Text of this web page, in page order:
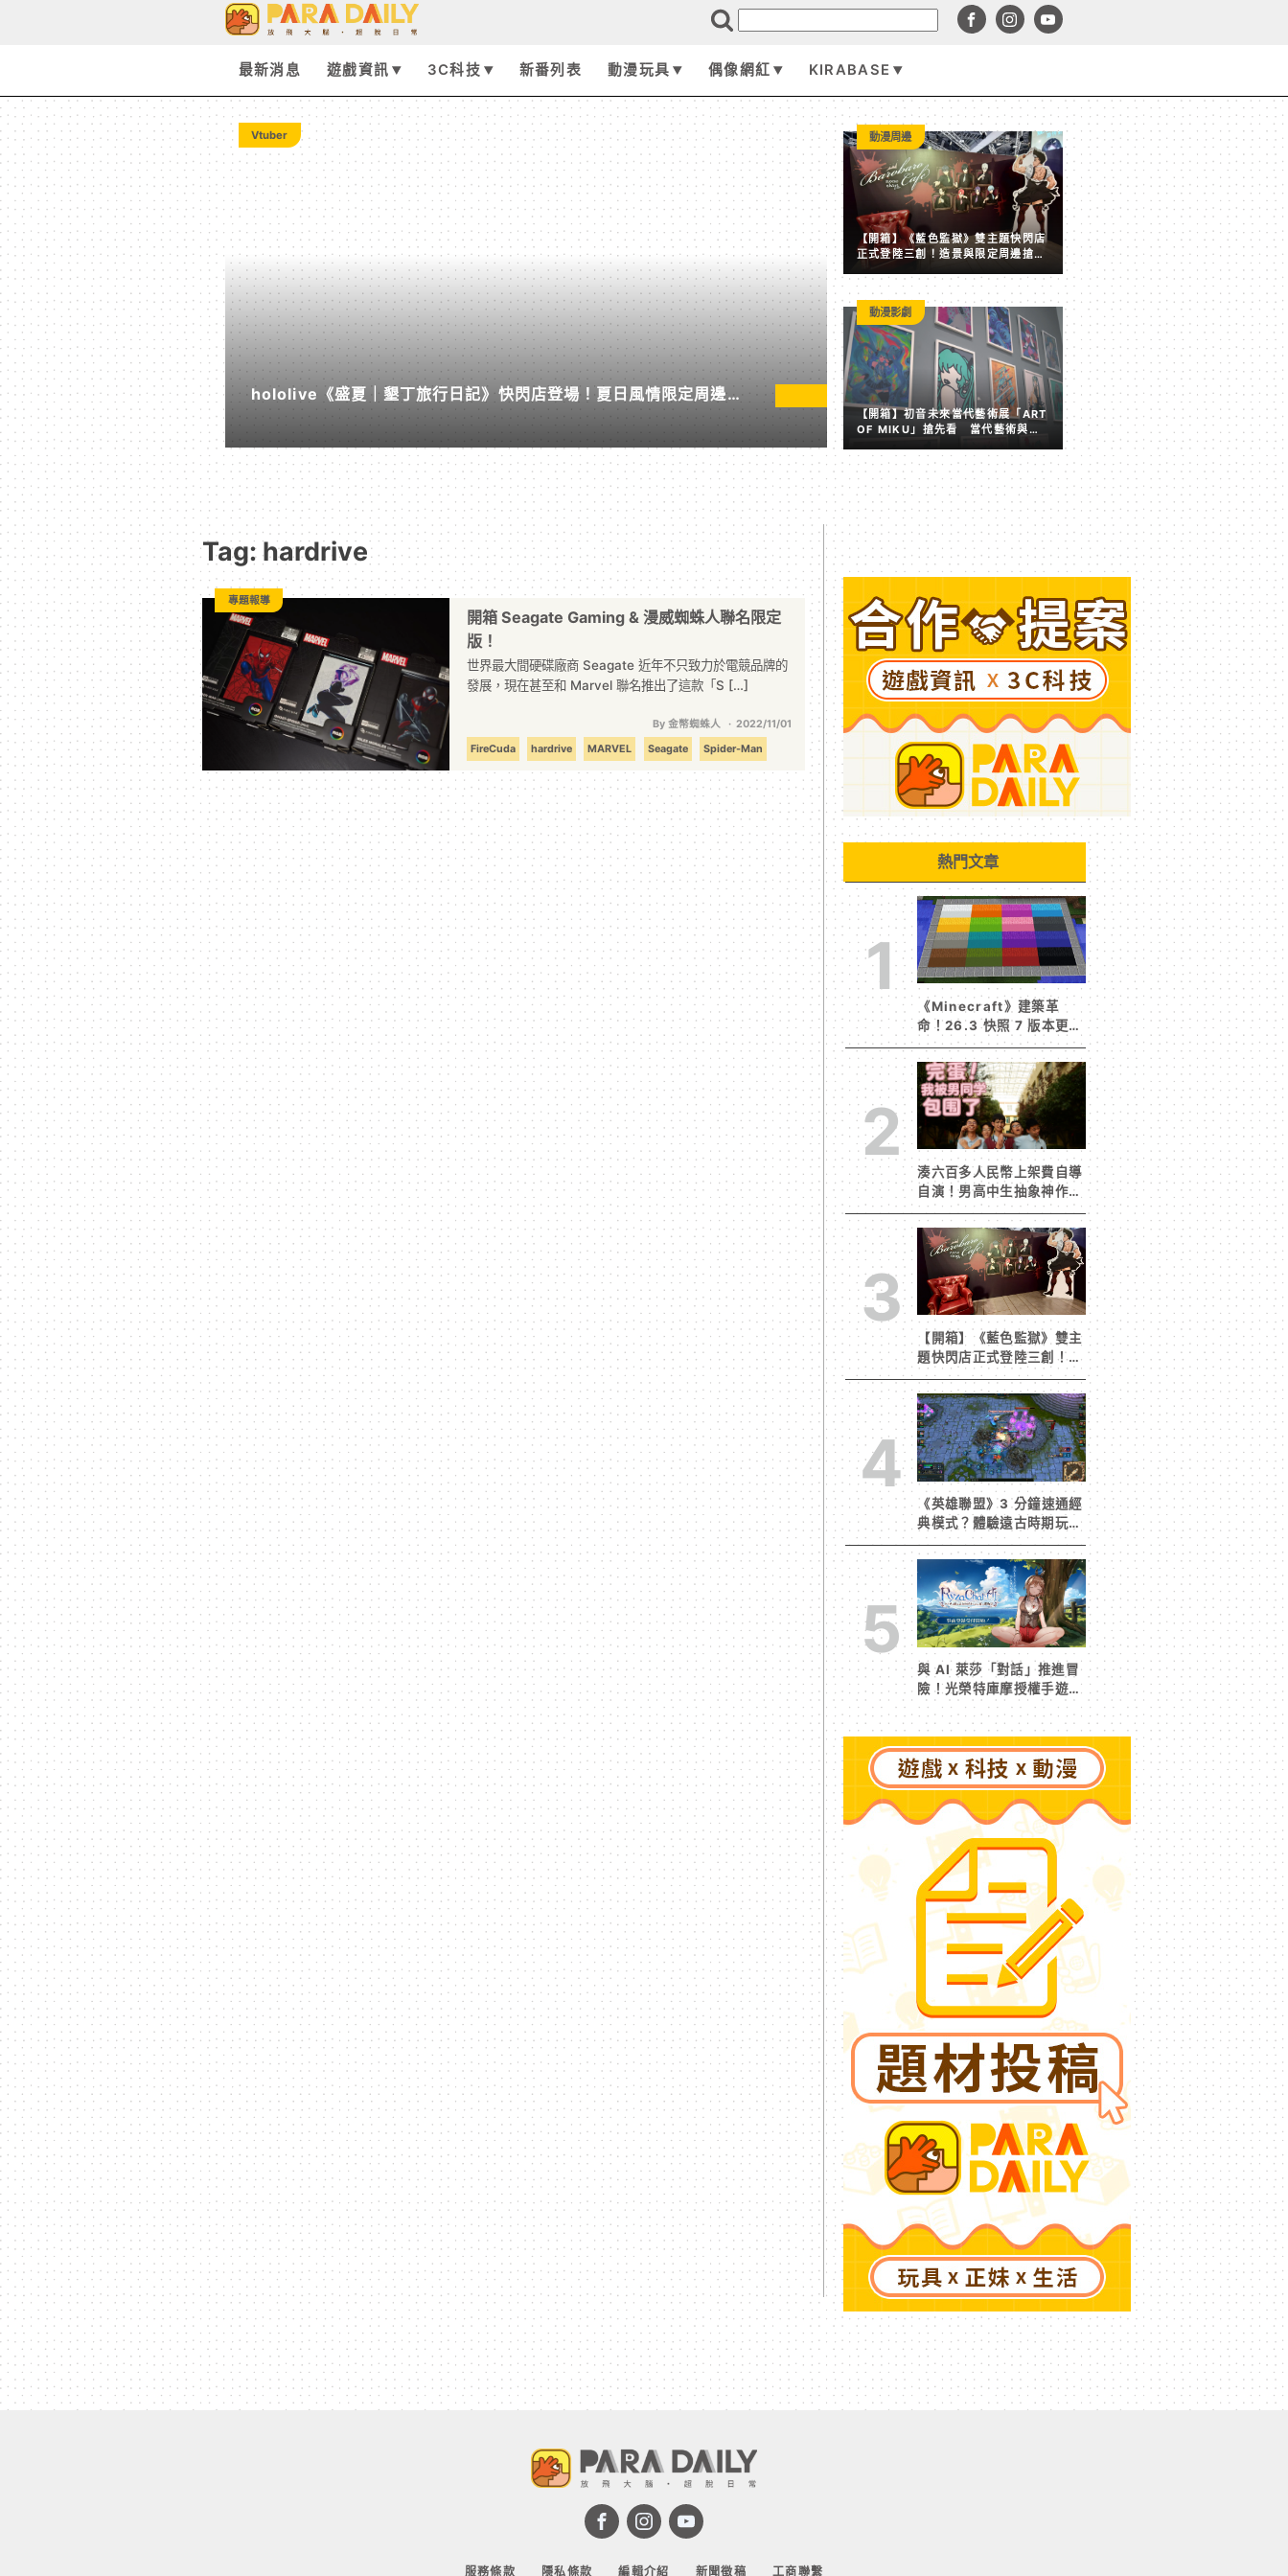
-
Paradaily
-
遊
戲
｜
動
漫
二
次
元
｜
3C
科
技
全
方
位
資
訊
平
台
最新消息 遊戲資訊 3C科技 新番列表 動漫玩具 偶像網紅 KIRABASE
Vtuber
hololive《盛夏｜墾丁旅行日記》快閃店登場！夏日風情限定周邊首
度公開
遊戲資訊
市值一年暴跌 700 億美元！Roblox 坦言缺乏熱門內容 導
成長與營收雙雙放緩
【開箱】《藍色監獄》雙主題快閃店
正式登陸三創！造景與限定周邊搶先
動漫周邊
【開箱】初音未來當代藝術展「ART
OF MIKU」搶先看 當代藝術與虛
擬歌姬激盪出的全新火花
動漫影劇
Tag: hardrive
專題報導
開箱 Seagate Gaming & 漫威蜘蛛人聯名限定
版！
世界最大間硬碟廠商 Seagate 近年不只致力於電競品牌的
發展，現在甚至和 Marvel 聯名推出了這款「S […]
By 金幣蜘蛛人
2022/11/01
FireCuda
hardrive MARVEL Seagate Spider-Man
熱門文章
1
《Minecraft》建築革
命！26.3 快照 7 版本更新
建築用方塊家族迎來新成員
混凝土階梯&半磚震撼登
場！
2
湊六百多人民幣上架費自導
自演！男高中生抽象神作
《完蛋！我被男同學包圍
了》突然爆紅
3
【開箱】《藍色監獄》雙主
題快閃店正式登陸三創！造
景與限定周邊搶先看
4
《英雄聯盟》3 分鐘速通經
典模式？體驗遠古時期玩家
獨有的樂趣
5
與 AI 萊莎「對話」推進冒
險！光榮特庫摩授權手遊
《RyzaChat:AI ライザと
創るあなただけのひと夏の
夢物語》事前登錄今日啟動
服務條款 隱私條款 編輯介紹 新聞徵稿 工商聯繫